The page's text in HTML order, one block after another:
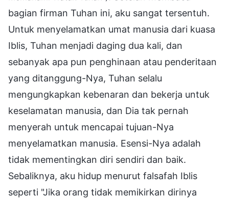
bagian firman Tuhan ini, aku sangat tersentuh.
Untuk menyelamatkan umat manusia dari kuasa
Iblis, Tuhan menjadi daging dua kali, dan
sebanyak apa pun penghinaan atau penderitaan
yang ditanggung-Nya, Tuhan selalu
mengungkapkan kebenaran dan bekerja untuk
keselamatan manusia, dan Dia tak pernah
menyerah untuk mencapai tujuan-Nya
menyelamatkan manusia. Esensi-Nya adalah
tidak mementingkan diri sendiri dan baik.
Sebaliknya, aku hidup menurut falsafah Iblis
seperti "Jika orang tidak memikirkan dirinya